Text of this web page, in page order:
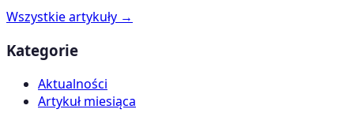
Wszystkie artykuły →
Kategorie
Aktualności
Artykuł miesiąca